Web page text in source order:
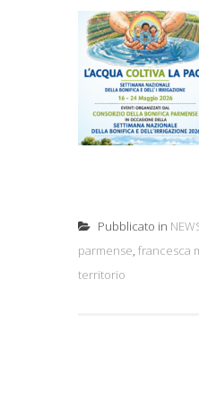
Pubblicato in
parmense, francesca
territorio